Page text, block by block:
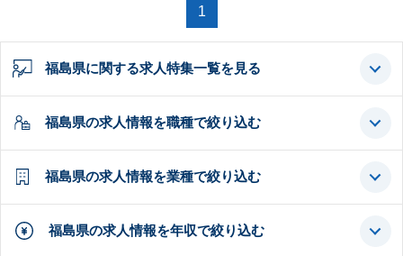
1
福島県に関する求人特集一覧を見る
福島県の求人情報を職種で絞り込む
福島県の求人情報を業種で絞り込む
福島県の求人情報を年収で絞り込む